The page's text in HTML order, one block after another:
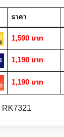
ราคา
1,590 บาท
1,190 บาท
1,190 บาท
RK7321